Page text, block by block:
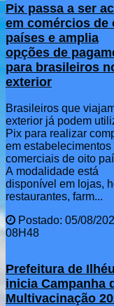
Pix passa a ser
em comércios de
países e amplia
opções de
para brasileiros
exterior
Brasileiros que
exterior já podem
Pix para realizar
em estabelecimentos
comerciais de oito
A modalidade está
disponível em lojas,
restaurantes, farm...
Postado: 05/08/
08H48
Prefeitura de
inicia Campanha
Multivacinação